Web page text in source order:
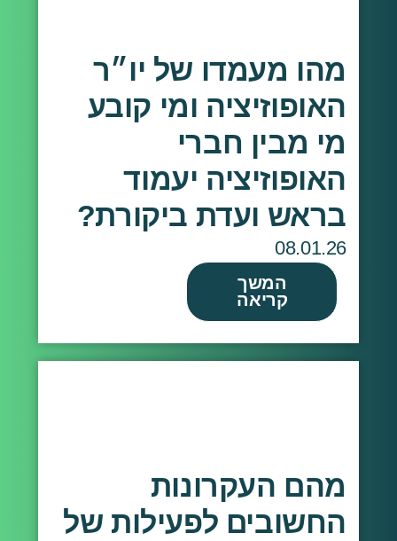
מהו מעמדו של יו״ר
האופוזיציה ומי קובע
מי מבין חברי
האופוזיציה יעמוד
בראש ועדת ביקורת?
08.01.26
המשך
קריאה
מהם העקרונות
החשובים לפעילות של